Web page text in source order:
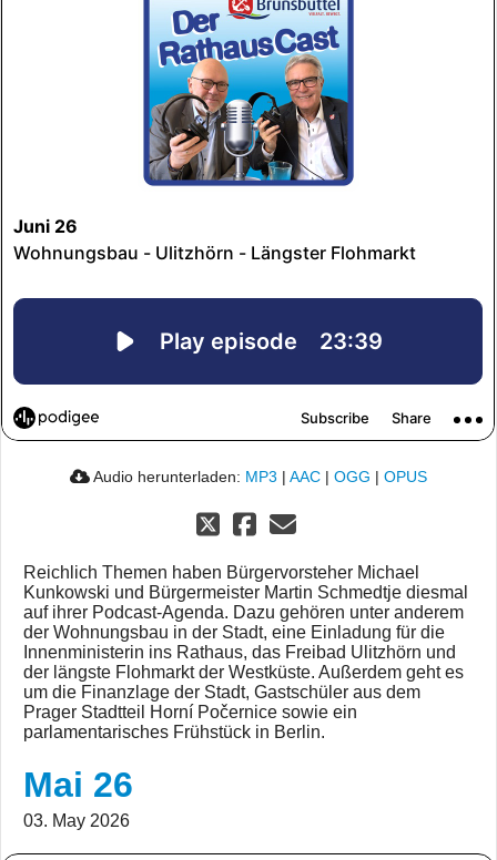
Audio herunterladen: MP3 | AAC | OGG | OPUS
Reichlich Themen haben Bürgervorsteher Michael
Kunkowski und Bürgermeister Martin Schmedtje diesmal
auf ihrer Podcast-Agenda. Dazu gehören unter anderem
der Wohnungsbau in der Stadt, eine Einladung für die
Innenministerin ins Rathaus, das Freibad Ulitzhörn und
der längste Flohmarkt der Westküste. Außerdem geht es
um die Finanzlage der Stadt, Gastschüler aus dem
Prager Stadtteil Horní Počernice sowie ein
parlamentarisches Frühstück in Berlin.
Mai 26
03. May 2026